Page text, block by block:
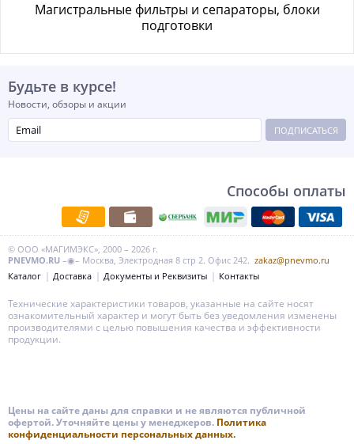
Магистральные фильтры и сепараторы, блоки
подготовки
Будьте в курсе!
Новости, обзоры и акции
ПОДПИСАТЬСЯ
Способы оплаты
© ООО «МАГИМЭКС», 2000 – 2026 г.
PNEVMO.RU –◉– Москва, Электродная 8 стр 2. Офис 242. zakaz@pnevmo.ru
Каталог
Доставка Документы и Реквизиты Контакты
Технические характеристики товаров, указанные на сайте носят
ознакомительный характер и могут быть без уведомления изменены
производителями с целью повышения качества и эффективности
продукции.
Цены на сайте даны для справки и не являются публичной
офертой. Уточняйте цены у менеджеров. Политика
конфиденциальности персональных данных.